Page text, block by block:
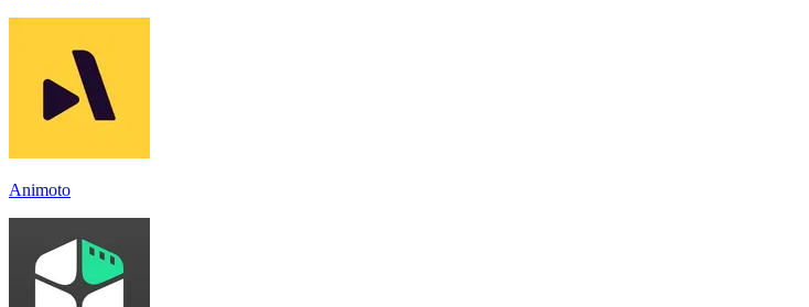
Animoto